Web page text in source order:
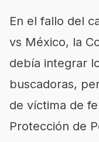
En el fallo del
vs México, la
debía integrar
buscadoras,
de víctima de
Protección de